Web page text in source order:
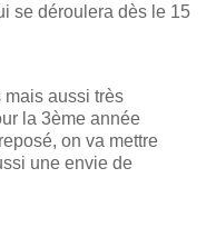
se déroulera dès le 15
mais aussi très
la 3ème année
on va mettre
une envie de